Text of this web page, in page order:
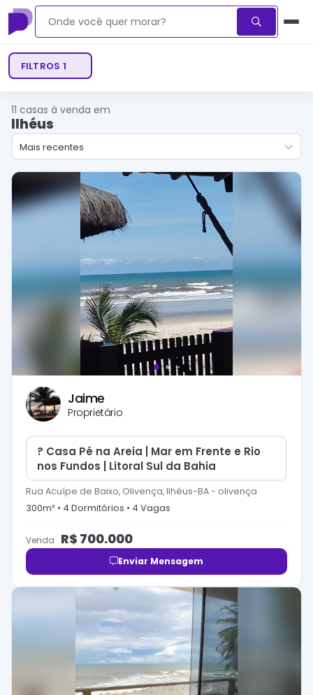
FILTROS 1
11 casas à venda em
Ilhéus
Mais recentes
Jaime
Proprietário
? Casa Pé na Areia | Mar em Frente e Rio
nos Fundos | Litoral Sul da Bahia
Rua Acuípe de Baixo, Olivença, Ilhéus-BA- olivença
300m² • 4 Dormitórios • 4 Vagas
Venda R$ 700.000
Enviar Mensagem